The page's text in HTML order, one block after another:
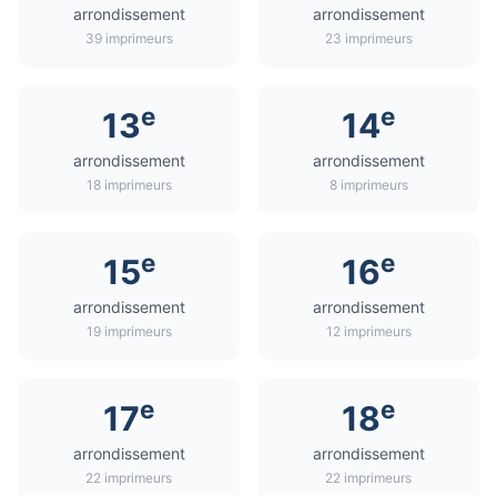
arrondissement
39 imprimeurs
arrondissement
23 imprimeurs
13e
arrondissement
18 imprimeurs
14e
arrondissement
8 imprimeurs
15e
arrondissement
19 imprimeurs
16e
arrondissement
12 imprimeurs
17e
arrondissement
22 imprimeurs
18e
arrondissement
22 imprimeurs